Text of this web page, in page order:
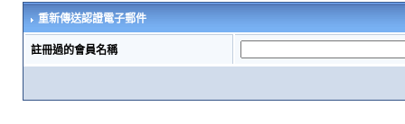
重新傳送認證電子郵件
註冊過的會員名稱